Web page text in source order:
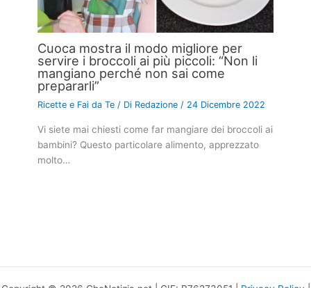
Cuoca mostra il modo migliore per
servire i broccoli ai più piccoli: “Non li
mangiano perché non sai come
prepararli”
Ricette e Fai da Te / Di Redazione/ 24 Dicembre 2022
Vi siete mai chiesti come far mangiare dei broccoli ai
bambini? Questo particolare alimento, apprezzato
molto…